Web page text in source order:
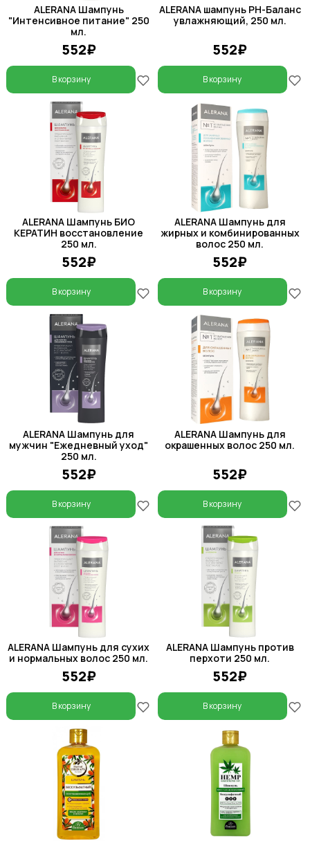
ALERANA Шампунь
"Интенсивное питание" 250
мл.
552₽
В корзину
ALERANA шампунь PH-Баланс
увлажняющий, 250 мл.
552₽
В корзину
ALERANA Шампунь БИО
КЕРАТИН восстановление
250 мл.
552₽
В корзину
ALERANA Шампунь для
жирных и комбинированных
волос 250 мл.
552₽
В корзину
ALERANA Шампунь для
мужчин "Ежедневный уход"
250 мл.
552₽
В корзину
ALERANA Шампунь для
окрашенных волос 250 мл.
552₽
В корзину
ALERANA Шампунь для сухих
и нормальных волос 250 мл.
552₽
В корзину
ALERANA Шампунь против
перхоти 250 мл.
552₽
В корзину